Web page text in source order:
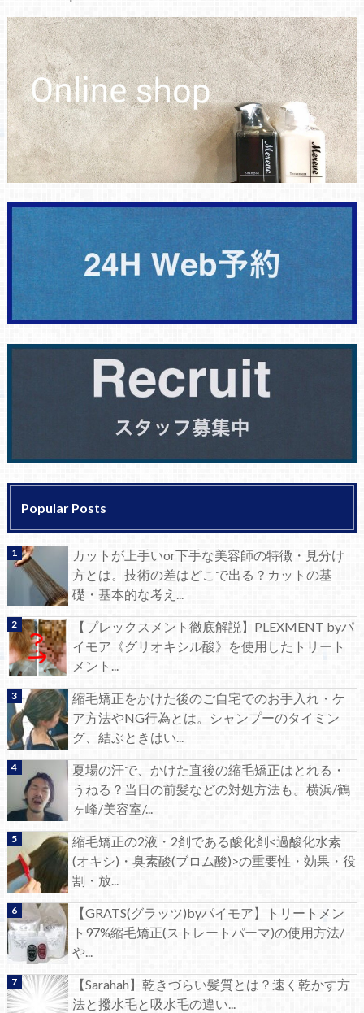
Popular Posts
カットが上手いor下手な美容師の特徴・見分け
方とは。技術の差はどこで出る？カットの基
礎・基本的な考え...
【プレックスメント徹底解説】PLEXMENT byパ
イモア《グリオキシル酸》を使用したトリート
メント...
縮毛矯正をかけた後のご自宅でのお手入れ・ケ
ア方法やNG行為とは。シャンプーのタイミン
グ、結ぶときはい...
夏場の汗で、かけた直後の縮毛矯正はとれる・
うねる？当日の前髪などの対処方法も。横浜/鶴
ヶ峰/美容室/...
縮毛矯正の2液・2剤である酸化剤<過酸化水素
(オキシ)・臭素酸(ブロム酸)>の重要性・効果・役
割・放...
【GRATS(グラッツ)byパイモア】トリートメン
ト97%縮毛矯正(ストレートパーマ)の使用方法/
や...
【Sarahah】乾きづらい髪質とは？速く乾かす方
法と撥水毛と吸水毛の違い...